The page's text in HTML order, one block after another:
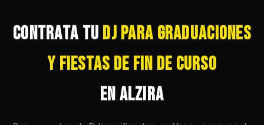
de última hora.
Contrata tu DJ para Graduaciones
y Fiestas de Fin de Curso
en Alzira